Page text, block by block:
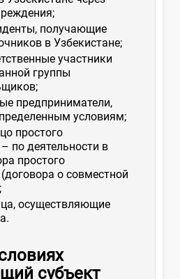
получающие
в Узбекистане;
участники
группы
предприниматели,
условиям;
простого
по деятельности в
простого
о совместной
осуществляющие
субъект